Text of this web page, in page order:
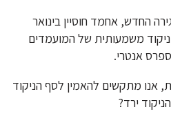
החדש, אחמד חוסיין בינואר
משמעותית של המועמדים
אנטרי.
מתקשים להאמין לסף הניקוד
ירד?